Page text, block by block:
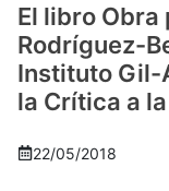
El libro
Rodríguez-
Instituto Gil-
la Crítica a
22/05/2018